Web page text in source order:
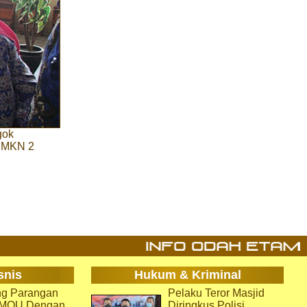
2
Hukum & Kriminal
Parangan
Pelaku Teror Masjid